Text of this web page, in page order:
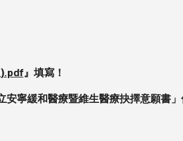
.pdf』填寫！
寧緩和醫療暨維生醫療抉擇意願書